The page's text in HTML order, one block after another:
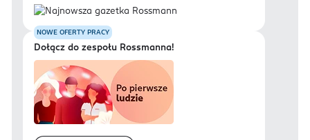
NOWE OFERTY PRACY
Dołącz do zespołu Rossmanna!